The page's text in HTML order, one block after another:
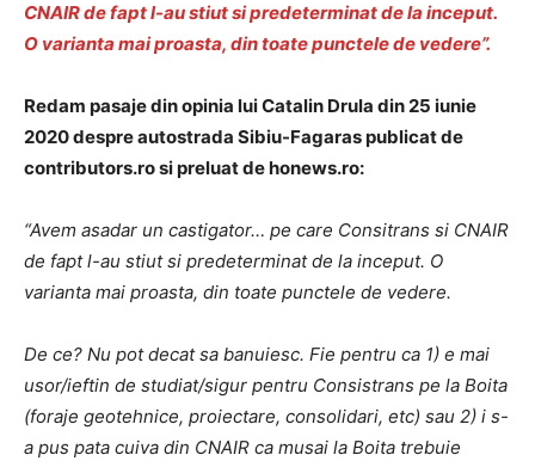
CNAIR de fapt l-au stiut si predeterminat de la inceput.
O varianta mai proasta, din toate punctele de vedere”.
Redam pasaje din opinia lui Catalin Drula din 25 iunie
2020 despre autostrada Sibiu-Fagaras publicat de
contributors.ro si preluat de honews.ro:
“Avem asadar un castigator… pe care Consitrans si CNAIR
de fapt l-au stiut si predeterminat de la inceput. O
varianta mai proasta, din toate punctele de vedere.
De ce? Nu pot decat sa banuiesc. Fie pentru ca 1) e mai
usor/ieftin de studiat/sigur pentru Consistrans pe la Boita
(foraje geotehnice, proiectare, consolidari, etc) sau 2) i s-
a pus pata cuiva din CNAIR ca musai la Boita trebuie